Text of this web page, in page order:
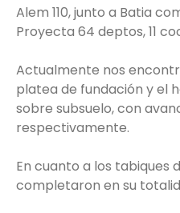
Alem 110, junto a Batia
Proyecta 64 deptos, 11
Actualmente nos
platea de fundación y el
sobre subsuelo, con
respectivamente.
En cuanto a los tabiques
completaron en su